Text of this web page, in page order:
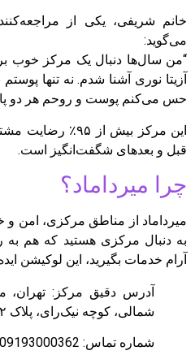
خانم شریفی، یکی از
می‌گوید:
“من سال‌ها دنبال یک مرکز خوب
آزیتا نوری آشنا شدم. نه تنها
حس می‌کنم پوست و روحم هر دو
این مرکز بیش از
قبل و بعدهای شگفت‌انگیز است.
چرا میرداماد؟
میرداماد از مناطق مرکزی، امن
به دنبال مرکزی هستید که هم
آرام خدمات بگیرید، این لوکیشن
آدرس دقیق مرکز: تهران،
شمالی، کوچه نیک‌رای، پلاک ۲، واحد ۱۱
شماره تماس: 09193000362